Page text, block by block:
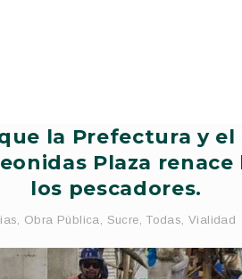
la Prefectura y el
Plaza renace
los pescadores.
, Obra Pública, Sucre, Todas,Vialidad